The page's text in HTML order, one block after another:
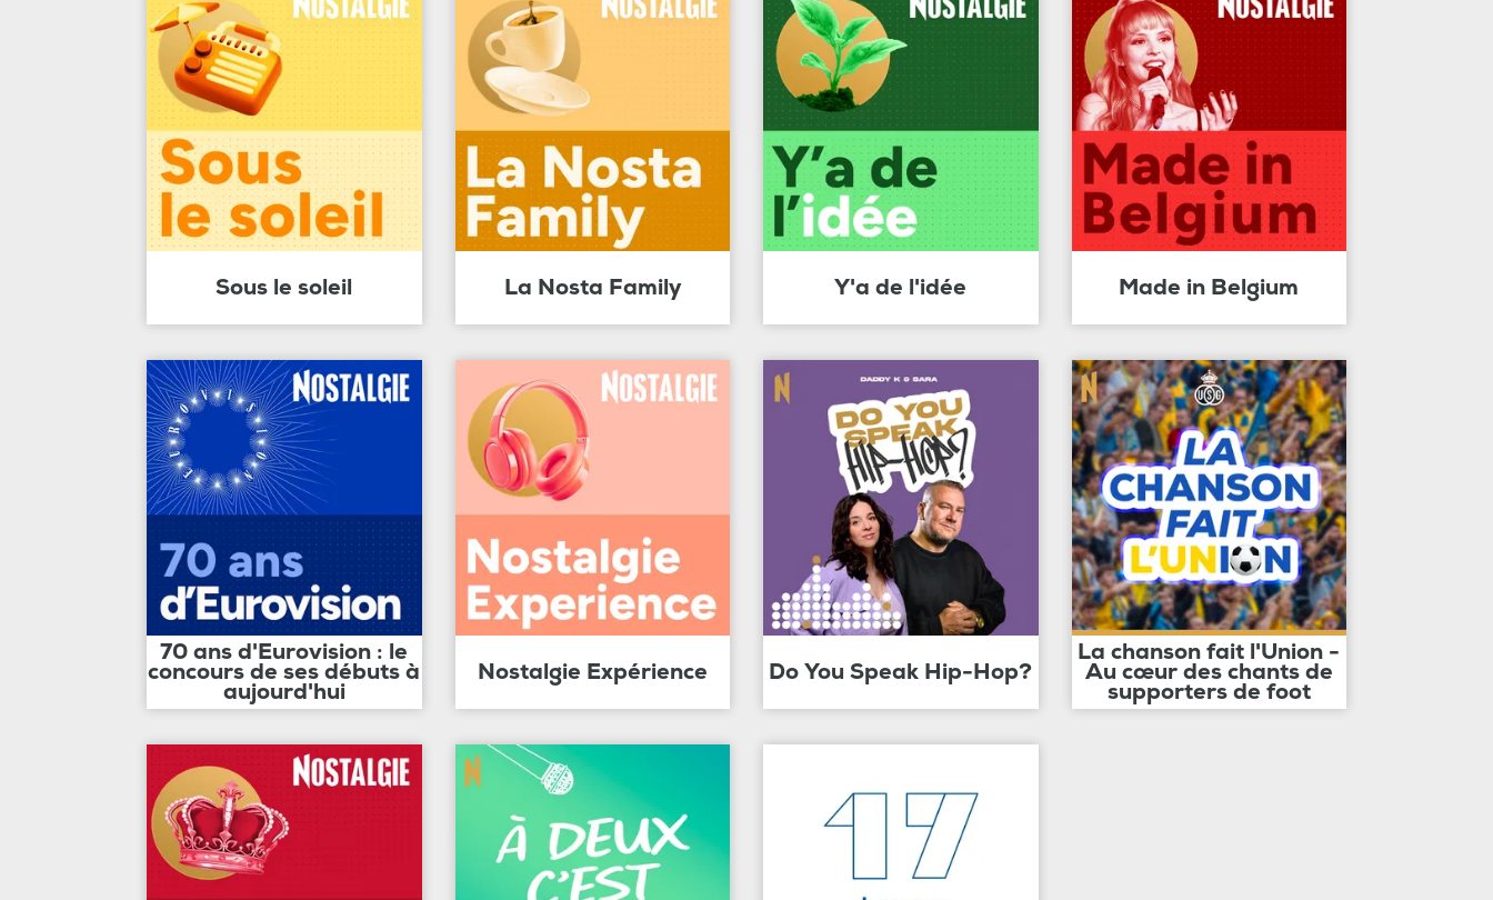
Sous le soleil La Nosta Family Y'a de l'idée Made in Belgium
70 ans d'Eurovision : le
concours de ses débuts à
aujourd'hui
Nostalgie Expérience Do You Speak Hip-Hop?
La chanson fait l'Union -
Au cœur des chants de
supporters de foot